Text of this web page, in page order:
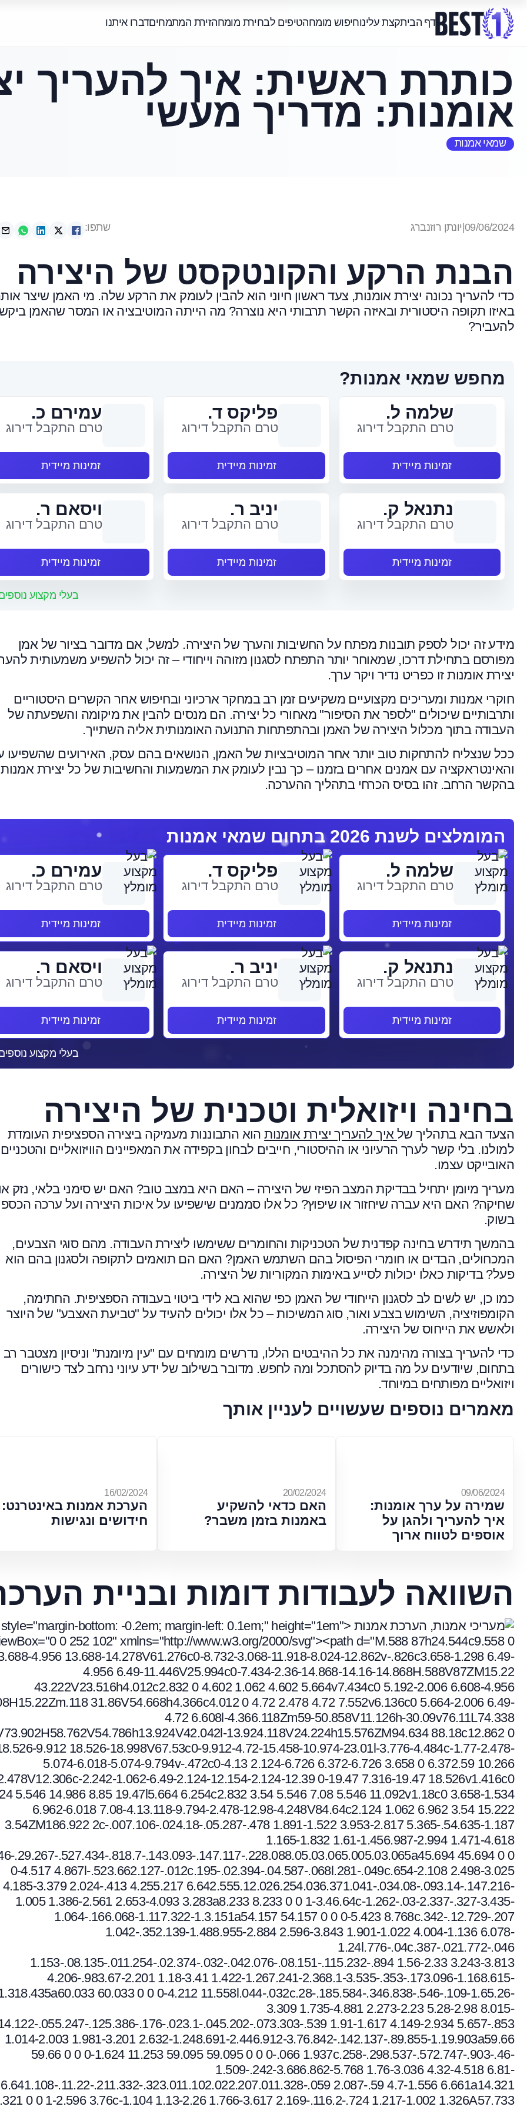
דף הביתקצת עלינוחיפוש מומחהטיפים לבחירת מומחהזירת המתמחיםדברו איתנו
כותרת ראשית: איך להעריך
אומנות: מדריך מעשי
שמאי אמנות
09/06/2024 יונתן רוזנברג שתפו:
הבנת הרקע והקונטקסט של היצירה
כדי להעריך נכונה יצירת אומנות, צעד ראשון חיוני הוא להבין לעומק את הרקע שלה. מי האמן שיצר
באיזו תקופה היסטורית ובאיזה הקשר תרבותי היא נוצרה? מה הייתה המוטיבציה או המסר שהאמן
להעביר?
מחפש שמאי אמנות?
שלמה ל.
טרם התקבל דירוג
זמינות מיידית
פליקס ד.
טרם התקבל דירוג
זמינות מיידית
עמירם כ.
טרם התקבל דירוג
זמינות מיידית
נתנאל ק.
טרם התקבל דירוג
זמינות מיידית
יניב ר.
טרם התקבל דירוג
זמינות מיידית
ויסאם ר.
טרם התקבל דירוג
זמינות מיידית
בעלי מקצוע
מידע זה יכול לספק תובנות מפתח על החשיבות והערך של היצירה. למשל, אם מדובר בציור של אמן
מפורסם בתחילת דרכו, שמאוחר יותר התפתח לסגנון מזוהה וייחודי – זה יכול להשפיע משמעותית
יצירת אומנות זו כפריט נדיר ויקר ערך.
חוקרי אמנות ומעריכים מקצועיים משקיעים זמן רב במחקר ארכיוני ובחיפוש אחר הקשרים היסטוריים
ותרבותיים שיכולים "לספר את הסיפור" מאחורי כל יצירה. הם מנסים להבין את מיקומה והשפעתה של
העבודה בתוך מכלול היצירה של האמן ובהתפתחות התנועה האומנותית אליה השתייך.
ככל שנצליח להתחקות טוב יותר אחר המוטיבציות של האמן, הנושאים בהם עסק, האירועים שהשפיעו
והאינטראקציה עם אמנים אחרים בזמנו – כך נבין לעומק את המשמעות והחשיבות של כל יצירת אמנות
בהקשר הרחב. זהו בסיס הכרחי בתהליך ההערכה.
המומלצים לשנת 2026 בתחום שמאי אמנות
שלמה ל.
טרם התקבל דירוג
זמינות מיידית
פליקס ד.
טרם התקבל דירוג
זמינות מיידית
עמירם כ.
טרם התקבל דירוג
זמינות מיידית
נתנאל ק.
טרם התקבל דירוג
זמינות מיידית
יניב ר.
טרם התקבל דירוג
זמינות מיידית
ויסאם ר.
טרם התקבל דירוג
זמינות מיידית
בעלי מקצוע
בחינה ויזואלית וטכנית של היצירה
הצעד הבא בתהליך של איך להעריך יצירת אומנותהוא התבוננות מעמיקה ביצירה הספציפית העומדת
למולנו. בלי קשר לערך הרעיוני או ההיסטורי, חייבים לבחון בקפידה את המאפיינים הוויזואליים
האובייקט עצמו.
מעריך מיומן יתחיל בבדיקת המצב הפיזי של היצירה – האם היא במצב טוב? האם יש סימני בלאי, נזק
שחיקה? האם היא עברה שיחזור או שיפוץ? כל אלו סממנים שישפיעו על איכות היצירה ועל ערכה
בשוק.
בהמשך תידרש בחינה קפדנית של הטכניקות והחומרים ששימשו ליצירת העבודה. מהם סוגי הצבעים,
המכחולים, הבדים או חומרי הפיסול בהם השתמש האמן? האם הם תואמים לתקופה ולסגנון בהם הוא
פעל? בדיקות כאלו יכולות לסייע באימות המקוריות של היצירה.
כמו כן, יש לשים לב לסגנון הייחודי של האמן כפי שהוא בא לידי ביטוי בעבודה הספציפית. החתימה,
הקומפוזיציה, השימוש בצבע ואור, סוג המשיכות – כל אלו יכולים להעיד על "טביעת האצבע" של היוצר
ולאשש את הייחוס של היצירה.
כדי להעריך בצורה מהימנה את כל ההיבטים הללו, נדרשים מומחים עם "עין מיומנת" וניסיון מצטבר רב
בתחום, שיודעים על מה בדיוק להסתכל ומה לחפש. מדובר בשילוב של ידע עיוני נרחב לצד כישורים
ויזואליים מפותחים במיוחד.
מאמרים נוספים שעשויים לעניין אותך
09/06/2024
שמירה על ערך אומנות:
איך להעריך ולהגן על
אוספים לטווח ארוך
20/02/2024
האם כדאי להשקיע
באמנות בזמן משבר?
16/02/2024
הערכת אמנות באינטרנט:
חידושים ונגישות
השוואה לעבודות דומות ובניית